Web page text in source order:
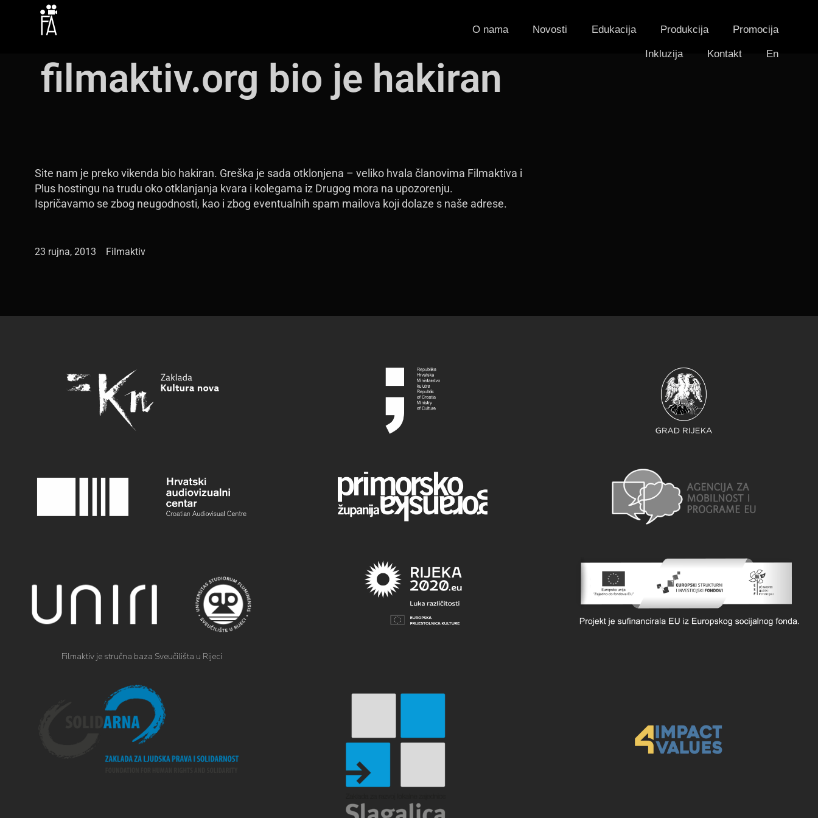
O nama Novosti Edukacija Produkcija Promocija
Inkluzija Kontakt En
filmaktiv.org bio je hakiran
Site nam je preko vikenda bio hakiran. Greška je sada otklonjena – veliko hvala članovima Filmaktiva i
Plus hostingu na trudu oko otklanjanja kvara i kolegama iz Drugog mora na upozorenju.
Ispričavamo se zbog neugodnosti, kao i zbog eventualnih spam mailova koji dolaze s naše adrese.
23 rujna, 2013 Filmaktiv
Filmaktiv je stručna baza Sveučilišta u Rijeci